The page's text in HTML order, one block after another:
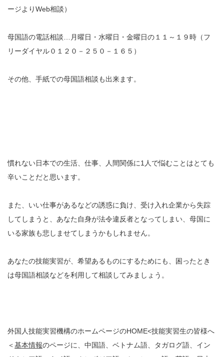
ージよりWeb相談）
母国語の電話相談…月曜日・水曜日・金曜日の１１～１９時（フ
リーダイヤル０１２０－２５０－１６５）
その他、手紙での母国語相談も出来ます。
慣れない日本での生活、仕事、人間関係に1人で悩むことはとても
辛いことだと思います。
また、いい仕事があるなどの誘惑に負け、受け入れ企業から失踪
してしまうと、あなた自身が法令違反者となってしまい、母国に
いる家族も悲しませてしまうかもしれません。
あなたの技能実習が、希望あるものにするためにも、困ったとき
は母国語相談などを利用して相談してみましょう。
外国人技能実習機構のホームページのHOME<技能実習生の皆様へ
＜基本情報のページに、中国語、ベトナム語、タガログ語、イン